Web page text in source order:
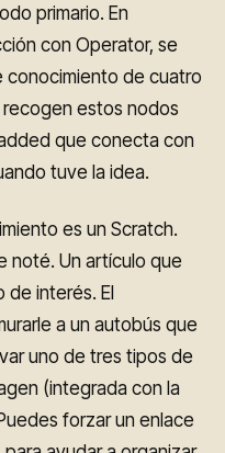
primario. En
con Operator, se
conocimiento de cuatro
recogen estos nodos
que conecta con
tuve la idea.
es un Scratch.
noté. Un artículo que
interés. El
a un autobús que
uno de tres tipos de
(integrada con la
forzar un enlace